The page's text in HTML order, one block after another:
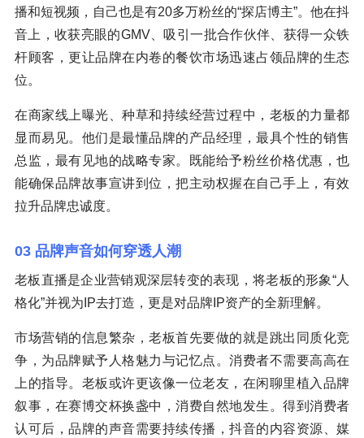
播和短视频，自己也是有20多万粉丝的“探店博主”。他在抖
音上，收获亮眼的GMV、吸引一批合作伙伴、获得一众铁
杆顾客，更让品牌在内卷的餐饮市场迅速占领品牌的生态
位。
在商家线上曝光、种草和持续经营过程中，老板的力量都
显而易见。他们是最懂品牌的产品经理，最具个性的销售
总监，最有见地的战略专家。既能给予粉丝价格优惠，也
能确保品牌故事宣讲到位，把主动权握在自己手上，有效
拉升品牌忠诚度。
03 品牌声音如何穿透人潮
老板直播是企业营销观深层转变的表现，将老板的形象“人
格化”并视为IP去打造，更是对品牌IP资产的全新理解。
市场营销的信息繁杂，老板首先要做的就是跳出同质化竞
争，为品牌赋予人格魅力与记忆点。消费者不需要高高在
上的指导。老板或许更该像一位老友，在闲聊里植入品牌
叙事，在赛博交杯换盏中，消费自然地发生。得到消费者
认可后，品牌的声音需要持续传播，抖音的内容资源、媒